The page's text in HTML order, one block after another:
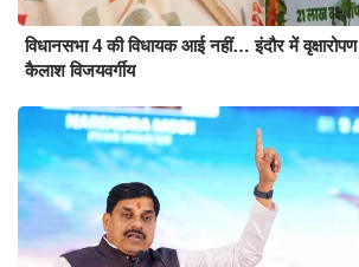
विधानसभा 4 की विधायक आई नहीं… इंदौर में
कैलाश विजयवर्गीय